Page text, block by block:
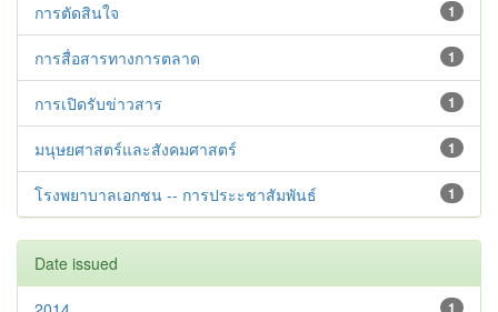
1
การตัดสินใจ
1
การสื่อสารทางการตลาด
1
การเปิดรับข่าวสาร
1
มนุษยศาสตร์และสังคมศาสตร์
1
โรงพยาบาลเอกชน -- การประะชาสัมพันธ์
Date issued
1